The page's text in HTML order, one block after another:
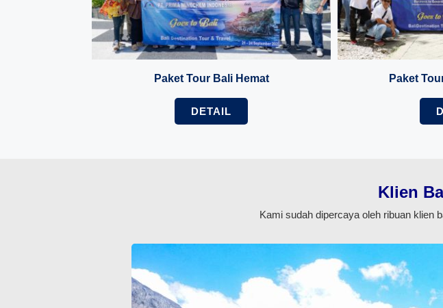
Paket Tour Bali Hemat
DETAIL
Paket
Klien
Kami sudah dipercaya oleh ribuan klien